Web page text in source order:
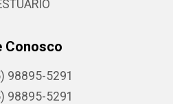
Conosco
98895-5291
98895-5291